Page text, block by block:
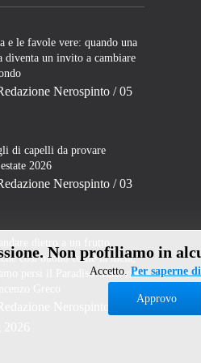
Non profiliamo in
Accetto. Per saperne
Approvo
e le favole vere: quando una
diventa un invito a cambiare
Nerospinto / 05
di capelli da provare
2026
Nerospinto / 03
così buono come la mela,
persi il Paradiso- Intervista